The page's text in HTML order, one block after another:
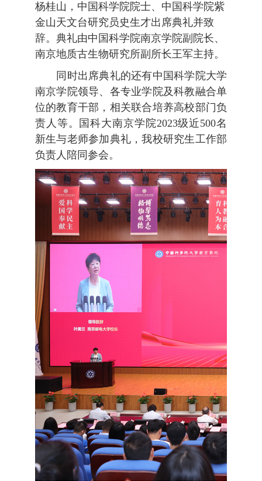
杨桂山，中国科学院院士、中国科学院紫
金山天文台研究员史生才出席典礼并致
辞。典礼由中国科学院南京学院副院长、
南京地质古生物研究所副所长王军主持。
同时出席典礼的还有中国科学院大学
南京学院领导、各专业学院及科教融合单
位的教育干部，相关联合培养高校部门负
责人等。国科大南京学院2023级近500名
新生与老师参加典礼，我校研究生工作部
负责人陪同参会。